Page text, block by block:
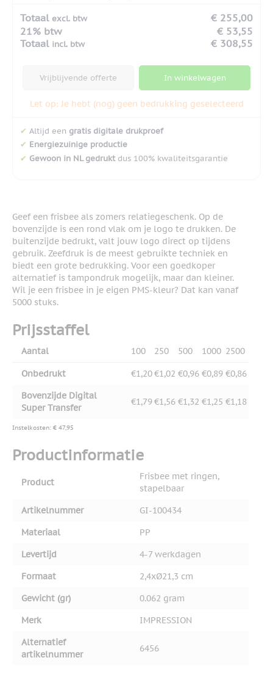
Totaal excl. btw
€ 255,00
21% btw
€ 53,55
Totaal incl. btw € 308,55
Vrijblijvende offerte In winkelwagen
Let op: Je hebt (nog) geen bedrukking geselecteerd
✔ Altijd een gratis digitale drukproef
✔ Energiezuinige productie
✔ Gewoon in NL gedruktdus 100% kwaliteitsgarantie
Geef een frisbee als zomers relatiegeschenk. Op de
bovenzijde is een rond vlak om je logo te drukken. De
buitenzijde bedrukt, valt jouw logo direct op tijdens
gebruik. Zeefdruk is de meest gebruikte techniek en
biedt een grote bedrukking. Voor een goedkoper
alternatief is tampondruk mogelijk, maar dan kleiner.
Wil je een frisbee in je eigen PMS-kleur? Dat kan vanaf
5000 stuks.
Prijsstaffel
Aantal 100 250 500 1000 2500
Onbedrukt €1,20€1,02 €0,96 €0,89 €0,86
Bovenzijde Digital
Super Transfer
€1,79€1,56 €1,32 €1,25 €1,18
Instelkosten: € 47,95
Productinformatie
Product
Frisbee met ringen,
stapelbaar
Artikelnummer
GI-100434
Materiaal
PP
Levertijd
4-7 werkdagen
Formaat
2,4xØ21,3 cm
Gewicht (gr)
0.062 gram
Merk
IMPRESSION
Alternatief
artikelnummer
6456